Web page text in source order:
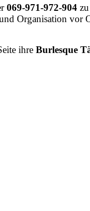
069-971-972-904 zu
Organisation vor
ihre Burlesque